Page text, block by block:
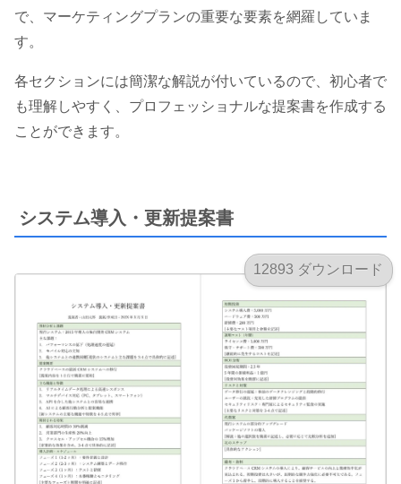
で、マーケティングプランの重要な要素を網羅していま
す。
各セクションには簡潔な解説が付いているので、初心者で
も理解しやすく、プロフェッショナルな提案書を作成する
ことができます。
システム導入・更新提案書
12893 ダウンロード